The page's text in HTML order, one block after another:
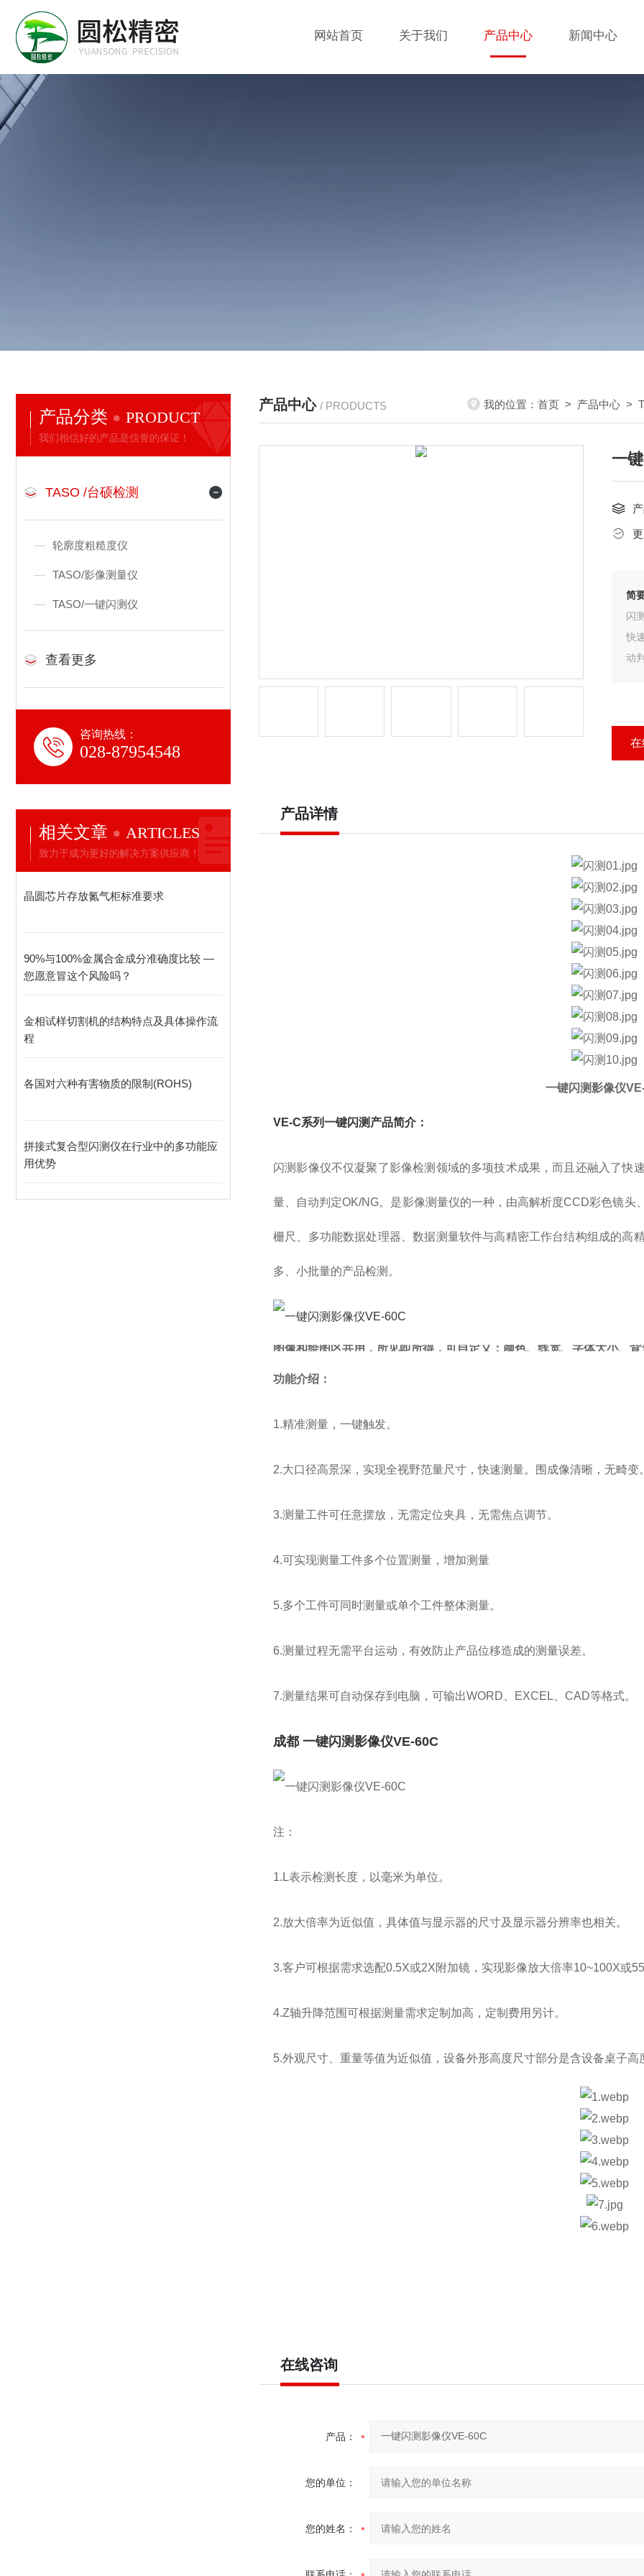
网站首页 关于我们 产品中心 新闻中心
产品分类 PRODUCT
我们相信好的产品是信誉的保证！
TASO /台硕检测
轮廓度粗糙度仪
TASO/影像测量仪
TASO/一键闪测仪
查看更多
咨询热线：
028-87954548
相关文章 ARTICLES
致力于成为更好的解决方案供应商！
晶圆芯片存放氮气柜标准要求
90%与100%金属合金成分准确度比较 —
您愿意冒这个风险吗？
金相试样切割机的结构特点及具体操作流
程
各国对六种有害物质的限制(ROHS)
拼接式复合型闪测仪在行业中的多功能应
用优势
产品中心 / PRODUCTS 我的位置： 首页 > 产品中心 >
一
简
闪
快
动
在
产品详情
一键闪测影像仪
VE-C系列一键闪测产品简介：
闪测影像仪不仅凝聚了影像检测领域的多项技术成果，而且还融入了快
量、自动判定OK/NG。是影像测量仪的一种，由高解析度CCD彩色镜
栅尺、多功能数据处理器、数据测量软件与高精密工作台结构组成的高
多、小批量的产品检测。
图像和绘图区共用，所见即所得，可自定义：颜色、线宽、字体大小、背
功能介绍：
1.精准测量，一键触发。
2.大口径高景深，实现全视野范量尺寸，快速测量。围成像清晰，无畸变。
3.测量工件可任意摆放，无需定位夹具，无需焦点调节。
4.可实现测量工件多个位置测量，增加测量
5.多个工件可同时测量或单个工件整体测量。
6.测量过程无需平台运动，有效防止产品位移造成的测量误差。
7.测量结果可自动保存到电脑，可输出WORD、EXCEL、CAD等格式。
成都 一键闪测影像仪VE-60C
注：
1.L表示检测长度，以毫米为单位。
2.放大倍率为近似值，具体值与显示器的尺寸及显示器分辨率也相关。
3.客户可根据需求选配0.5X或2X附加镜，实现影像放大倍率10~100X或
4.Z轴升降范围可根据测量需求定制加高，定制费用另计。
5.外观尺寸、重量等值为近似值，设备外形高度尺寸部分是含设备桌子高
在线咨询
产品：
您的单位：
您的姓名：